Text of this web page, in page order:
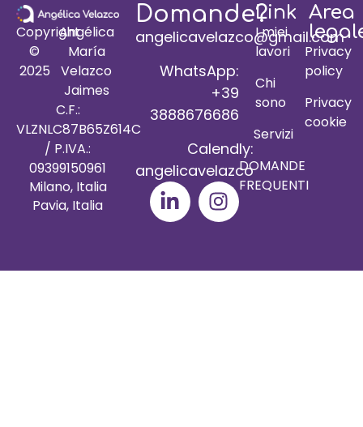
Copyright
©
2025
Angélica
María
Velazco
Jaimes
C.F.:
VLZNLC87B65Z614C
/ P.IVA.:
09399150961
Milano, Italia
Pavia, Italia
Domande?
angelicavelazco@gmail.com
WhatsApp:
+39
3888676686
Calendly:
angelicavelazco
Link
I miei
lavori
Chi
sono
Servizi
DOMANDE
FREQUENTI
Area
Privacy
policy
Privacy
cookie